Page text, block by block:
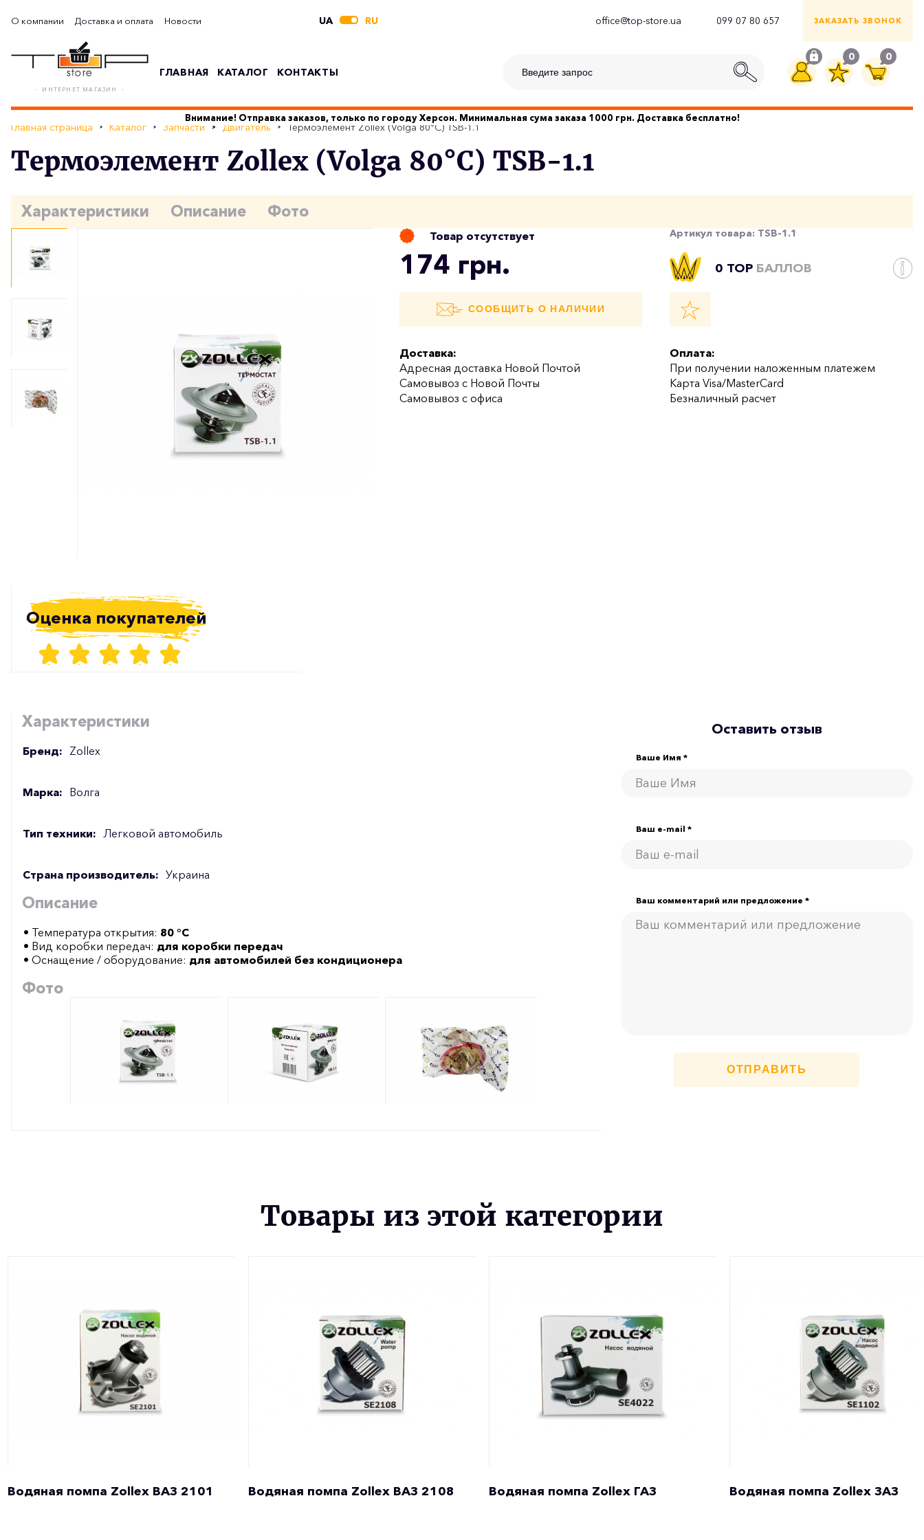
О компании Доставка и оплата Новости UA RU office@top-store.ua 099 07 80 657 ЗАКАЗАТЬ ЗВОНОК
- ИНТЕРНЕТ МАГАЗИН -
ГЛАВНАЯ КАТАЛОГ КОНТАКТЫ
0 0
Внимание! Отправка заказов, только по городу Херсон. Минимальная сума заказа 1000 грн. Доставка бесплатно!
Главная страница Каталог Запчасти Двигатель Термоэлемент Zollex (Volga 80°C) TSB-1.1
Термоэлемент Zollex (Volga 80°C) TSB-1.1
Характеристики Описание Фото
Товар отсутствует Артикул товара: TSB-1.1
174 грн. 0 TOP БАЛЛОВ
СООБЩИТЬ О НАЛИЧИИ
Доставка:
Адресная доставка Новой Почтой
Самовывоз с Новой Почты
Самовывоз с офиса
Оплата:
При получении наложенным платежем
Карта Visa/MasterCard
Безналичный расчет
Оценка покупателей
Характеристики
Бренд: Zollex
Марка: Волга
Тип техники: Легковой автомобиль
Страна производитель: Украина
Описание
• Температура открытия: 80 °С
• Вид коробки передач: для коробки передач
• Оснащение / оборудование: для автомобилей без кондиционера
Фото
Оставить отзыв
Ваше Имя *
Ваш e-mail *
Ваш комментарий или предложение *
ОТПРАВИТЬ
Товары из этой категории
Водяная помпа Zollex ВАЗ 2101 Водяная помпа Zollex ВАЗ 2108 Водяная помпа Zollex ГАЗ Водяная помпа Zollex ЗАЗ